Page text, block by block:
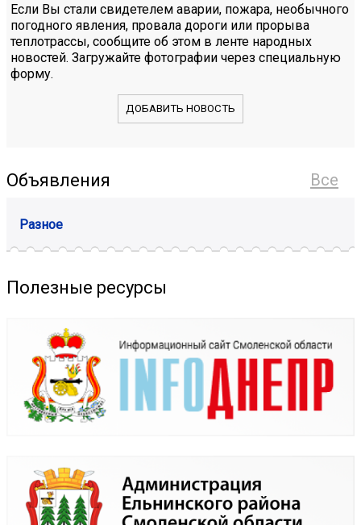
Если Вы стали свидетелем аварии, пожара, необычного
погодного явления, провала дороги или прорыва
теплотрассы, сообщите об этом в ленте народных
новостей. Загружайте фотографии через специальную
форму.
ДОБАВИТЬ НОВОСТЬ
Все
Объявления
Разное
Полезные ресурсы